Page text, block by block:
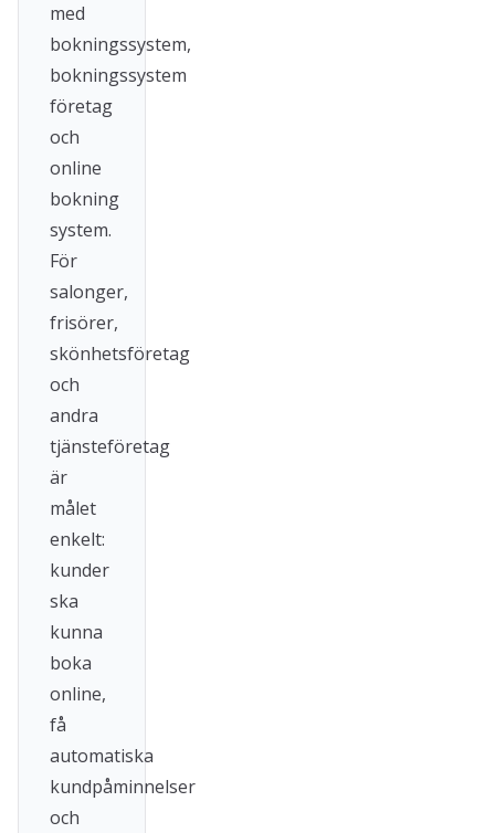
med
bokningssystem,
bokningssystem
företag
och
online
bokning
system.
För
salonger,
frisörer,
skönhetsföretag
och
andra
tjänsteföretag
är
målet
enkelt:
kunder
ska
kunna
boka
online,
få
automatiska
kundpåminnelser
och